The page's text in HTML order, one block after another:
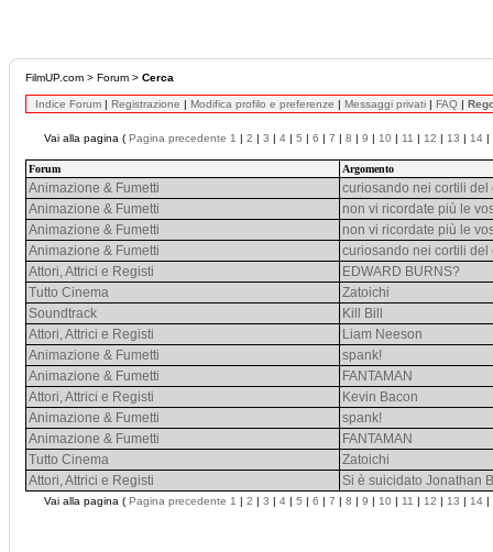
FilmUP.com > Forum > Cerca
Indice Forum | Registrazione | Modifica profilo e preferenze | Messaggi privati | FAQ |
Vai alla pagina ( Pagina precedente 1 | 2 | 3 | 4 | 5 | 6 | 7 | 8 | 9 | 10 | 11 | 12 | 13 | 14 |
Forum Argomento
Animazione & Fumetti
curiosando nei cortili del
Animazione & Fumetti
non vi ricordate più le
Animazione & Fumetti
non vi ricordate più le
Animazione & Fumetti
curiosando nei cortili del
Attori, Attrici e Registi
EDWARD BURNS?
Tutto Cinema
Zatoichi
Soundtrack
Kill Bill
Attori, Attrici e Registi
Liam Neeson
Animazione & Fumetti
spank!
Animazione & Fumetti
FANTAMAN
Attori, Attrici e Registi
Kevin Bacon
Animazione & Fumetti
spank!
Animazione & Fumetti
FANTAMAN
Tutto Cinema
Zatoichi
Attori, Attrici e Registi
Si è suicidato Jonathan
Vai alla pagina ( Pagina precedente 1 | 2 | 3 | 4 | 5 | 6 | 7 | 8 | 9 | 10 | 11 | 12 | 13 | 14 |